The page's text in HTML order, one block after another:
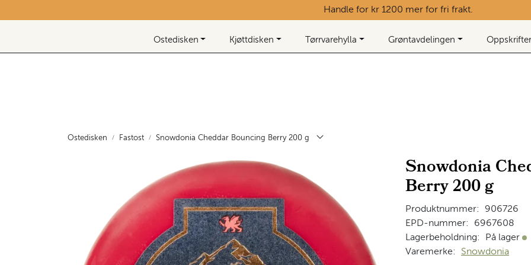
Handle for kr 1200 mer for fri frakt.
Ostedisken Kjøttdisken Tørrvarehylla Grøntavdelingen Oppskrifter
Ostedisken Fastost Snowdonia Cheddar Bouncing Berry 200 g
Snowdonia
Berry 200 g
Produktnummer:
906726
EPD-nummer:
6967608
Lagerbeholdning:
På lager
Varemerke: Snowdonia